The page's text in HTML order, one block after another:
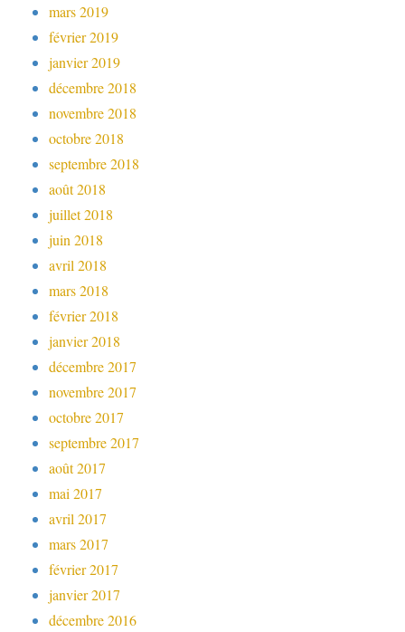
mars 2019
février 2019
janvier 2019
décembre 2018
novembre 2018
octobre 2018
septembre 2018
août 2018
juillet 2018
juin 2018
avril 2018
mars 2018
février 2018
janvier 2018
décembre 2017
novembre 2017
octobre 2017
septembre 2017
août 2017
mai 2017
avril 2017
mars 2017
février 2017
janvier 2017
décembre 2016